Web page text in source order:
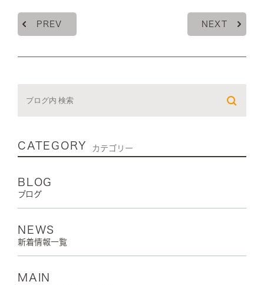
PREV NEXT
CATEGORY カテゴリー
BLOG
ブログ
NEWS
新着情報一覧
MAIN